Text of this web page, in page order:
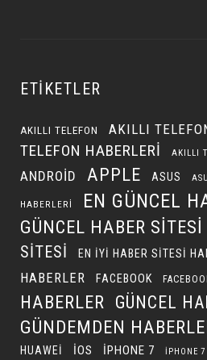
ETIKETLER
AKILLI TELEFON AKILLI
TELEFON HABERLERI
AKILLI
ANDROID APPLE ASUS
HABERLERI EN GÜNCEL
GÜNCEL HABER SITESI
SITESI
EN IYI HABER SITESI
HABERLER
FACEBOOK
HABERLER
GÜNCEL
GÜNDEMDEN
HUAWEI IOS IPHONE 7 IPHONE 7